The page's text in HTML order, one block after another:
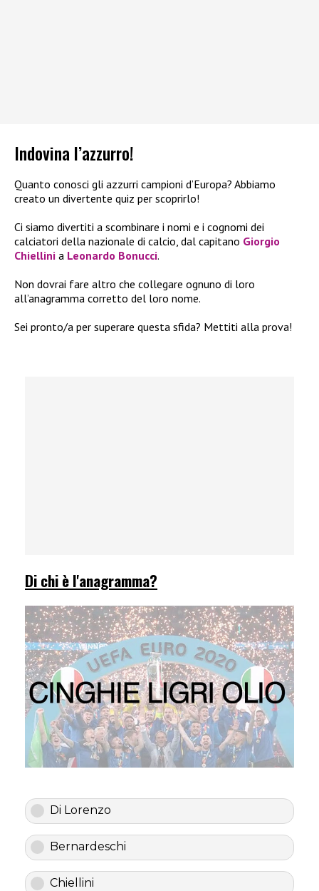
Indovina l’azzurro!
Quanto conosci gli azzurri campioni d’Europa? Abbiamo
creato un divertente quiz per scoprirlo!
Ci siamo divertiti a scombinare i nomi e i cognomi dei
calciatori della nazionale di calcio, dal capitano Giorgio
Chiellini a Leonardo Bonucci.
Non dovrai fare altro che collegare ognuno di loro
all’anagramma corretto del loro nome.
Sei pronto/a per superare questa sfida? Mettiti alla prova!
Di chi è l'anagramma?
Di Lorenzo
Bernardeschi
Chiellini